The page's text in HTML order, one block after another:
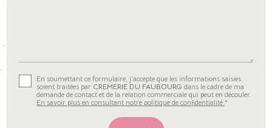
En soumettant ce formulaire, j'accepte que les informations saisies
soient traitées par CREMERIE DU FAUBOURG dans le cadre de ma
demande de contact et de la relation commerciale qui peut en découler.
En savoir plus en consultant notre politique de confidentialité. *